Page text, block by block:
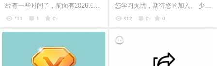
经有一些时间了，前面有2026.0版
本、2026.1版本、2026.1.2版本、2
711 1 0
您学习无忧，期待您的加入。 少校
微信号1：sketchupvray 少校微信
sketc...
312 0 0